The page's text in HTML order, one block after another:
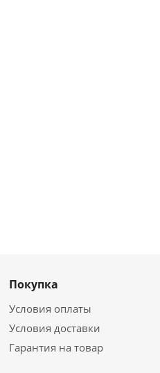
Покупка
Условия оплаты
Условия доставки
Гарантия на товар